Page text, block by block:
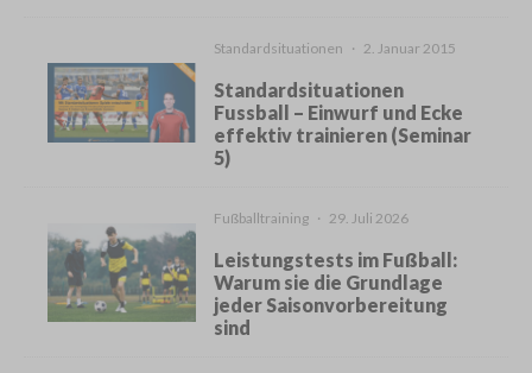
Standardsituationen · 2. Januar 2015
Standardsituationen
Fussball – Einwurf und Ecke
effektiv trainieren (Seminar
5)
Fußballtraining · 29. Juli 2026
Leistungstests im Fußball:
Warum sie die Grundlage
jeder Saisonvorbereitung
sind